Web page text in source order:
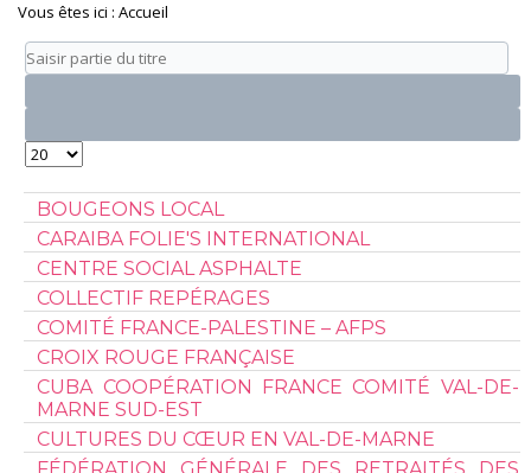
Vous êtes ici :Accueil
Saisir
partie
Affichage
#
BOUGEONS LOCAL
CARAIBA FOLIE'S INTERNATIONAL
CENTRE SOCIAL ASPHALTE
COLLECTIF REPÉRAGES
COMITÉ FRANCE-PALESTINE – AFPS
CROIX ROUGE FRANÇAISE
CUBA COOPÉRATION FRANCE COMITÉ VAL-DE-
MARNE SUD-EST
CULTURES DU CŒUR EN VAL-DE-MARNE